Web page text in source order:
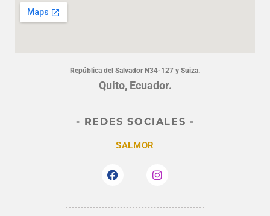
República del Salvador N34-127 y Suiza.
Quito, Ecuador.
- REDES SOCIALES -
SALMOR